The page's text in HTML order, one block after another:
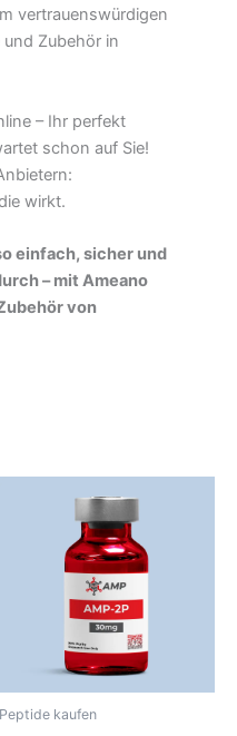
vertrauenswürdigen
Zubehör in
– Ihr perfekt
schon auf Sie!
wirkt.
einfach, sicher und
– mit Ameano
von
Peptide kaufen